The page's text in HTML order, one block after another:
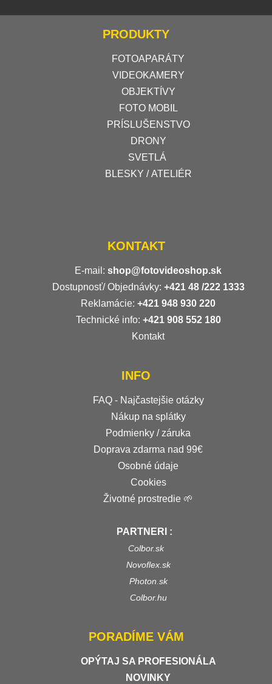
PRODUKTY
FOTOAPARÁTY
VIDEOKAMERY
OBJEKTÍVY
FOTO MOBIL
PRÍSLUŠENSTVO
DRONY
SVETLÁ
BLESKY / ATELIÉR
KONTAKT
E-mail: shop@fotovideoshop.sk
Dostupnosť/ Objednávky: +421 48 /222 1333
Reklamácie: +421 948 930 220
Technické info: +421 908 552 180
Kontakt
INFO
FAQ - Najčastejšie otázky
Nákup na splátky
Podmienky / záruka
Doprava zdarma nad 99€
Osobné údaje
Cookies
Životné prostredie 🌱
PARTNERI :
Colbor.sk
Novoflex.sk
Photon.sk
Colbor.hu
PORADÍME VÁM
OPÝTAJ SA PROFESIONÁLA
NOVINKY